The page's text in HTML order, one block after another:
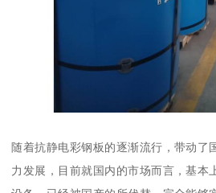
随着抗静电彩钢板的逐渐流行，带动了
力发展，目前就国内的市场而言，基本